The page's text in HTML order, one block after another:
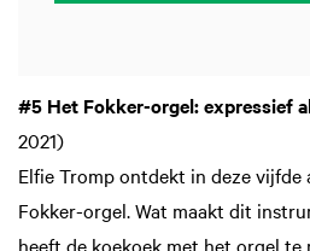
#5 Het Fokker-orgel: expressief
2021)
Elfie Tromp ontdekt in deze
Fokker-orgel. Wat maakt dit
heeft de koekoek met het orgel te